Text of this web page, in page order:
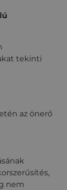
tekinti
az önerő
nem